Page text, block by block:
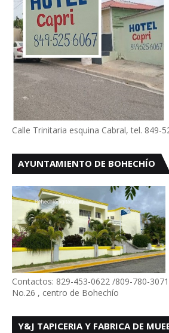
Calle Trinitaria esquina Cabral, tel. 849-
AYUNTAMIENTO DE BOHECHÍO
Contactos: 829-453-0622 /809-780-
No.26 , centro de Bohechío
Y&J TAPICERIA Y FABRICA DE